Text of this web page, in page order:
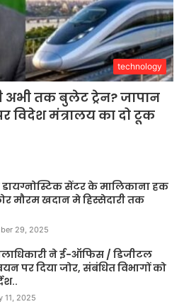
technology
अभी तक बुलेट ट्रेन? जापान
विदेश मंत्रालय का दो टूक
सेंटर के मालिकाना हक
मौरम खदान मे हिस्सेदारी तक
29, 2025
ने ई-ऑफिस / डिजीटल
पर दिया जोर, संबंधित विभागों को
11, 2025